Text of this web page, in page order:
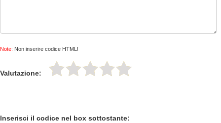
Note: Non inserire codice HTML!
Valutazione:
Inserisci il codice nel box sottostante: